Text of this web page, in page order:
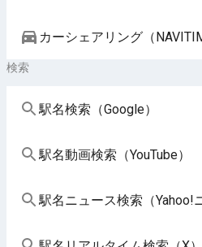
カーシェアリング（
検索
駅名検索（Google）
駅名動画検索（YouTube）
駅名ニュース検索（Yahoo!